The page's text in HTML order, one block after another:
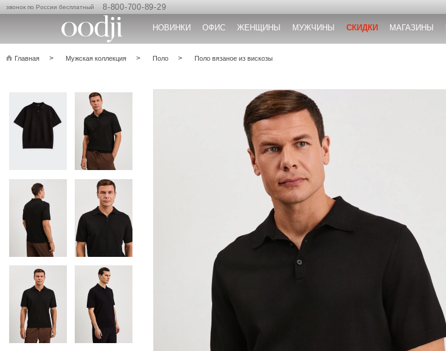
звонок по России бесплатный 8-800-700-89-29
НОВИНКИ ОФИС ЖЕНЩИНЫ МУЖЧИНЫ СКИДКИ МАГАЗИНЫ
Главная Мужская коллекция Поло Поло вязаное из вискозы